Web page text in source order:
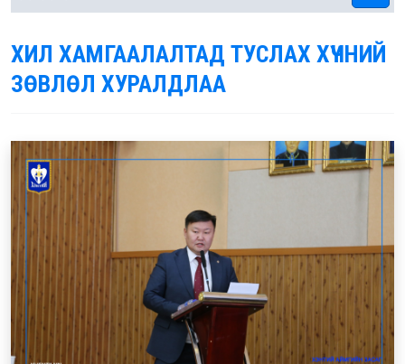
ХИЛ ХАМГААЛАЛТАД ТУСЛАХ ХҮЧНИЙ
ЗӨВЛӨЛ ХУРАЛДЛАА